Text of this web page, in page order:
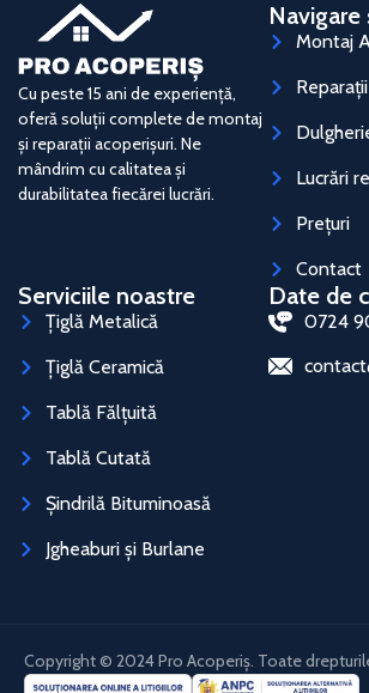
Cu peste 15 ani de experiență,
oferă soluții complete de montaj
și reparații acoperișuri. Ne
mândrim cu calitatea și
durabilitatea fiecărei lucrări.
Navigare
Montaj
Lucrări
Prețuri
Contact
Serviciile noastre
Țiglă Metalică
Țiglă Ceramică
Tablă Fălțuită
Tablă Cutată
Șindrilă Bituminoasă
Jgheaburi și Burlane
Date de
0724
Copyright © 2024 Pro Acoperiș. Toate